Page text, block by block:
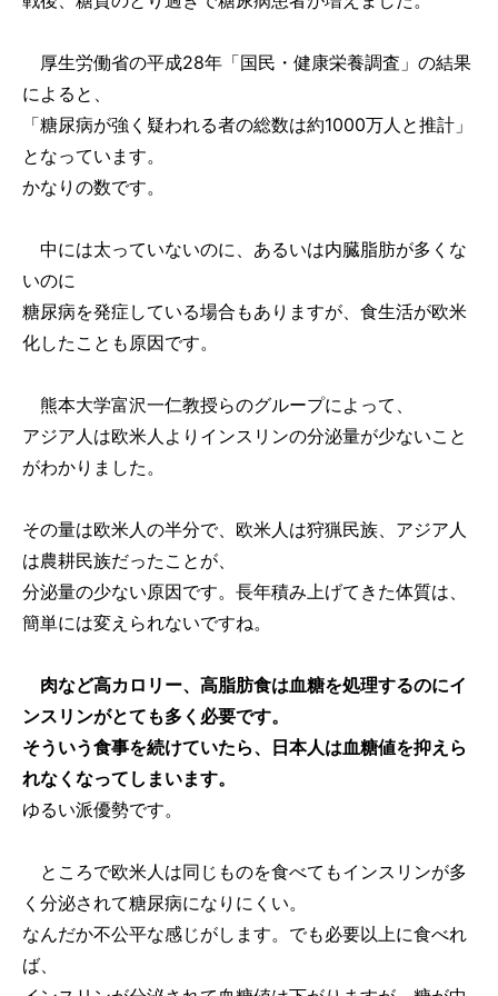
厚生労働省の平成28年「国民・健康栄養調査」の結果
によると、
「糖尿病が強く疑われる者の総数は約1000万人と推計」
となっています。
かなりの数です。
中には太っていないのに、あるいは内臓脂肪が多くな
いのに
糖尿病を発症している場合もありますが、食生活が欧米
化したことも原因です。
熊本大学富沢一仁教授らのグループによって、
アジア人は欧米人よりインスリンの分泌量が少ないこと
がわかりました。
その量は欧米人の半分で、欧米人は狩猟民族、アジア人
は農耕民族だったことが、
分泌量の少ない原因です。長年積み上げてきた体質は、
簡単には変えられないですね。
肉など高カロリー、高脂肪食は血糖を処理するのにイ
ンスリンがとても多く必要です。
そういう食事を続けていたら、日本人は血糖値を抑えら
れなくなってしまいます。
ゆるい派優勢です。
ところで欧米人は同じものを食べてもインスリンが多
く分泌されて糖尿病になりにくい。
なんだか不公平な感じがします。でも必要以上に食べれ
ば、